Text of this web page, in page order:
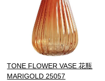
TONE FLOWER VASE 花瓶
MARIGOLD 25057